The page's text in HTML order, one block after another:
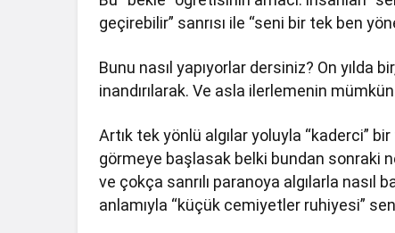
geçirebilir” sanrısı ile “seni bir tek ben
Bunu nasıl yapıyorlar dersiniz? On yılda
inandırılarak. Ve asla ilerlemenin
Artık tek yönlü algılar yoluyla “kaderci”
görmeye başlasak belki bundan sonraki
ve çokça sanrılı paranoya algılarla nasıl
anlamıyla “küçük cemiyetler ruhiyesi”